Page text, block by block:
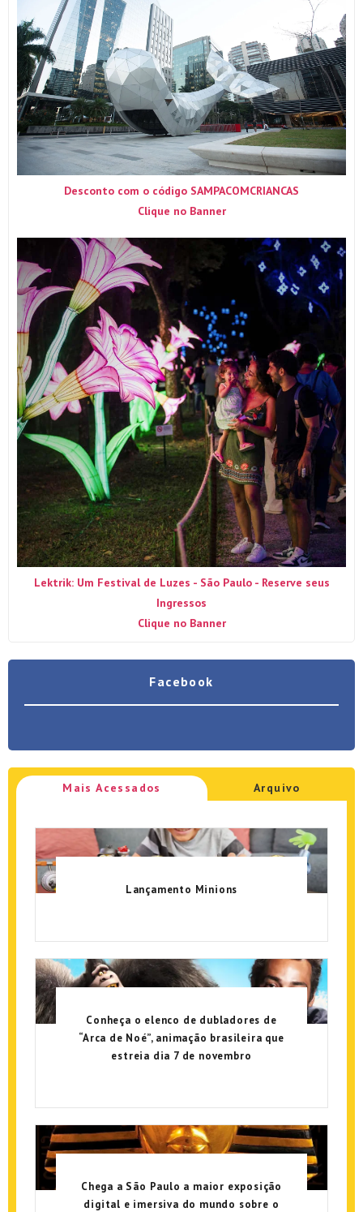
Desconto com o código SAMPACOMCRIANCAS
Clique no Banner
Lektrik: Um Festival de Luzes - São Paulo - Reserve seus
Ingressos
Clique no Banner
Facebook
Mais Acessados Arquivo
Lançamento Minions
Conheça o elenco de dubladores de
“Arca de Noé”, animação brasileira que
estreia dia 7 de novembro
Chega a São Paulo a maior exposição
digital e imersiva do mundo sobre o